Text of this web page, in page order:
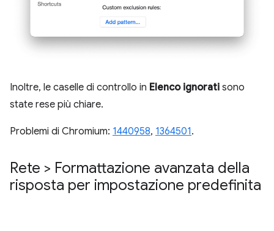
Inoltre, le caselle di controllo in Elenco ignorati sono
state rese più chiare.
Problemi di Chromium: 1440958, 1364501.
Rete > Formattazione avanzata della
risposta per impostazione predefinita